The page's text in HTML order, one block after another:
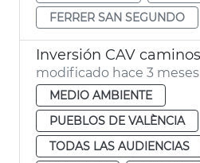
FERRER SAN SEGUNDO
modificado hace 3 meses
MEDIO AMBIENTE
PUEBLOS DE VALÈNCIA
TODAS LAS AUDIENCIAS